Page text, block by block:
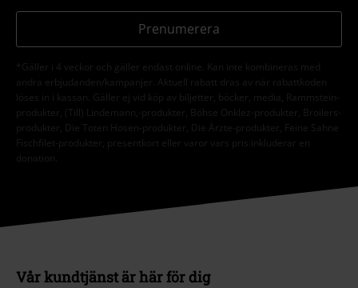
Prenumerera
*Gäller i 4 veckor och gäller endast online. Kan inte kombineras med
andra erbjudanden/kampanjer. Aktuell rabatt dras av när rabattkoden
löses in i kassan. Gäller ej vid köp av biljetter, böcker, media, Rammstein-
produkter, (Till) Lindemann,-produkter, Böhse Onklez-produkter, Broilers-
produkter, Die Toten Hosen-produkter, Die Ärzte-produkter, Feine Sahne
Fischfilet-produkter, presentkort eller varor vars pris inkluderar en
donation.
Vår kundtjänst är här för dig